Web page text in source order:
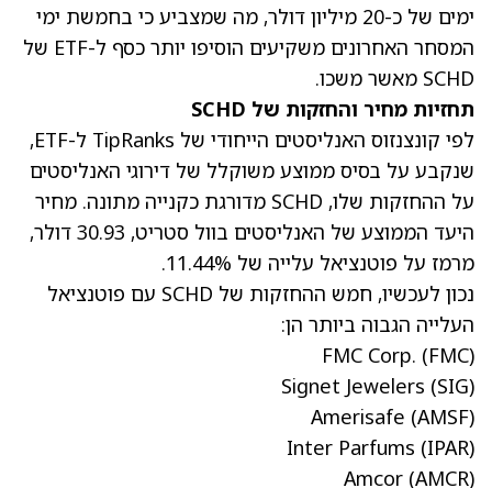
ימים של כ-20 מיליון דולר, מה שמצביע כי בחמשת ימי
המסחר האחרונים משקיעים הוסיפו יותר כסף ל-ETF של
SCHD מאשר משכו.
תחזיות מחיר והחזקות של SCHD
לפי קונצנזוס האנליסטים הייחודי של TipRanks ל-ETF,
שנקבע על בסיס ממוצע משוקלל של דירוגי האנליסטים
על ההחזקות שלו, SCHD מדורגת כקנייה מתונה. מחיר
היעד הממוצע של האנליסטים בוול סטריט, 30.93 דולר,
מרמז על פוטנציאל עלייה של 11.44%.
נכון לעכשיו, חמש ההחזקות של SCHD עם פוטנציאל
העלייה הגבוה ביותר הן:
FMC Corp. (FMC)
Signet Jewelers (SIG)
Amerisafe (AMSF)
Inter Parfums (IPAR)
Amcor (AMCR)